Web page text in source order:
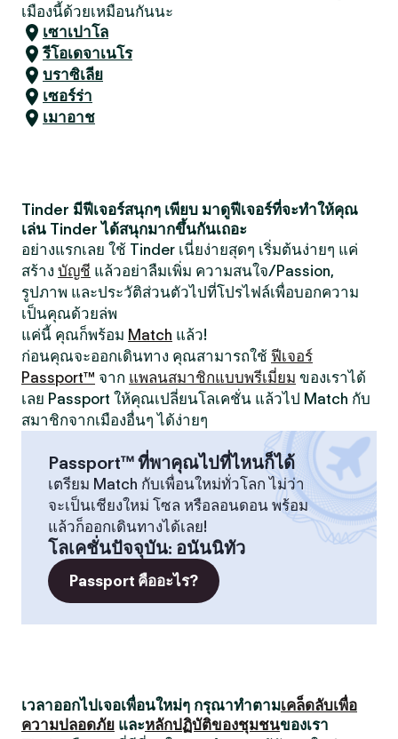
เมืองนี้ด้วยเหมือนกันนะ
เซาเปาโล
รีโอเดจาเนโร
บราซิเลีย
เซอร์ร่า
เมาอาช
Tinder มีฟีเจอร์สนุกๆ เพียบ มาดูฟีเจอร์ที่จะทำให้คุณ
เล่น Tinder ได้สนุกมากขึ้นกันเถอะ
อย่างแรกเลย ใช้ Tinder เนี่ยง่ายสุดๆ เริ่มต้นง่ายๆ แค่
สร้าง บัญชี แล้วอย่าลืมเพิ่ม ความสนใจ/Passion,
รูปภาพ และประวัติส่วนตัวไปที่โปรไฟล์เพื่อบอกความ
เป็นคุณด้วยล่พ
แค่นี้ คุณก็พร้อม Match แล้ว!
ก่อนคุณจะออกเดินทาง คุณสามารถใช้ ฟีเจอร์
Passport™ จาก แพลนสมาชิกแบบพรีเมี่ยม ของเราได้
เลย Passport ให้คุณเปลี่ยนโลเคชั่น แล้วไป Match กับ
สมาชิกจากเมืองอื่นๆ ได้ง่ายๆ
Passport™ ที่พาคุณไปที่ไหนก็ได้
เตรียม Match กับเพื่อนใหม่ทั่วโลก ไม่ว่า
จะเป็นเชียงใหม่ โซล หรือลอนดอน พร้อม
แล้วก็ออกเดินทางได้เลย!
โลเคชั่นปัจจุบัน: อนันนิทัว
Passport คืออะไร?
เวลาออกไปเจอเพื่อนใหม่ๆ กรุณาทำตามเคล็ดลับเพื่อ
ความปลอดภัย และหลักปฏิบัติของชุมชนของเรา